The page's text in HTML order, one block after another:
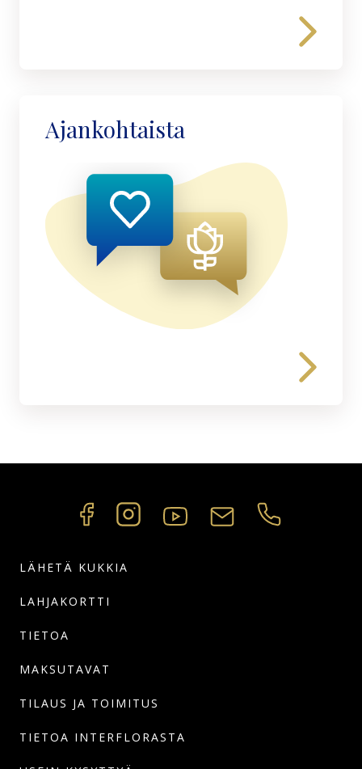
Ajankohtaista
LÄHETÄ KUKKIA
LAHJAKORTTI
TIETOA
MAKSUTAVAT
TILAUS JA TOIMITUS
TIETOA INTERFLORASTA